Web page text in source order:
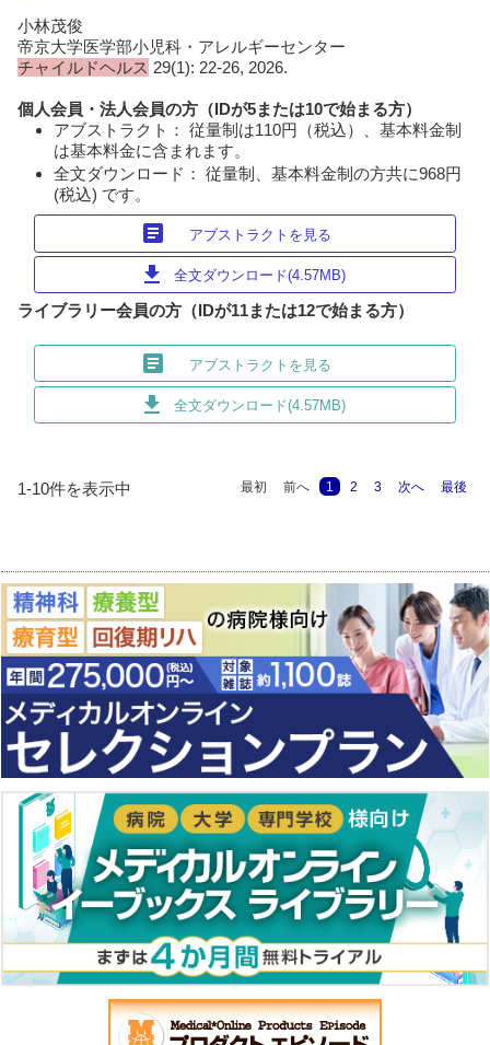
小林茂俊
帝京大学医学部小児科・アレルギーセンター
チャイルドヘルス 29(1): 22-26, 2026.
個人会員・法人会員の方（IDが5または10で始まる方）
アブストラクト： 従量制は110円（税込）、基本料金制
は基本料金に含まれます。
全文ダウンロード： 従量制、基本料金制の方共に968円
(税込) です。
article アブストラクトを見る
download 全文ダウンロード(4.57MB)
ライブラリー会員の方（IDが11または12で始まる方）
article アブストラクトを見る
download 全文ダウンロード(4.57MB)
1-10件を表示中 最初 前へ 1 2 3 次へ 最後